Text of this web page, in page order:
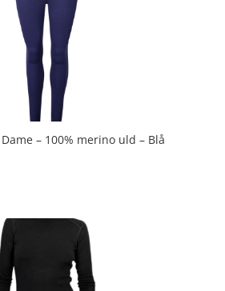
– 100% merino uld – Blå